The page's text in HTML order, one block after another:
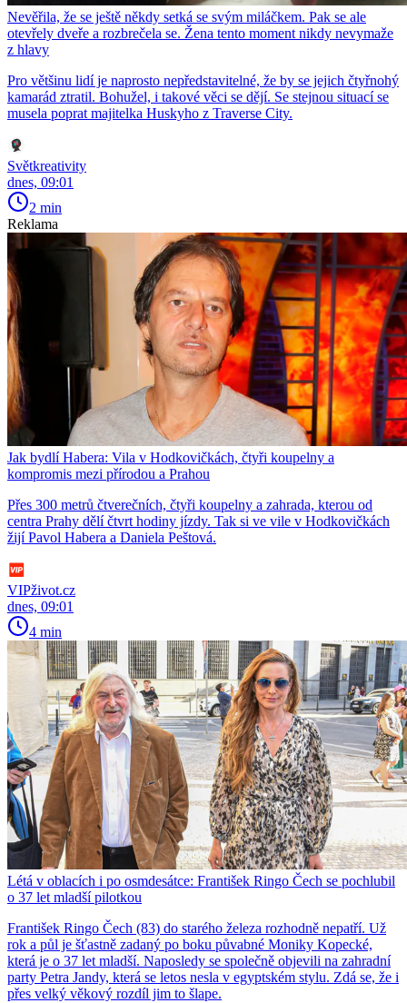
Nevěřila, že se ještě někdy setká se svým miláčkem. Pak se ale
otevřely dveře a rozbrečela se. Žena tento moment nikdy nevymaže
z hlavy
Pro většinu lidí je naprosto nepředstavitelné, že by se jejich čtyřnohý
kamarád ztratil. Bohužel, i takové věci se dějí. Se stejnou situací se
musela poprat majitelka Huskyho z Traverse City.
Světkreativity
dnes, 09:01
2 min
Reklama
Jak bydlí Habera: Vila v Hodkovičkách, čtyři koupelny a
kompromis mezi přírodou a Prahou
Přes 300 metrů čtverečních, čtyři koupelny a zahrada, kterou od
centra Prahy dělí čtvrt hodiny jízdy. Tak si ve vile v Hodkovičkách
žijí Pavol Habera a Daniela Peštová.
VIPživot.cz
dnes, 09:01
4 min
Létá v oblacích i po osmdesátce: František Ringo Čech se pochlubil
o 37 let mladší pilotkou
František Ringo Čech (83) do starého železa rozhodně nepatří. Už
rok a půl je šťastně zadaný po boku půvabné Moniky Kopecké,
která je o 37 let mladší. Naposledy se společně objevili na zahradní
party Petra Jandy, která se letos nesla v egyptském stylu. Zdá se, že i
přes velký věkový rozdíl jim to šlape.